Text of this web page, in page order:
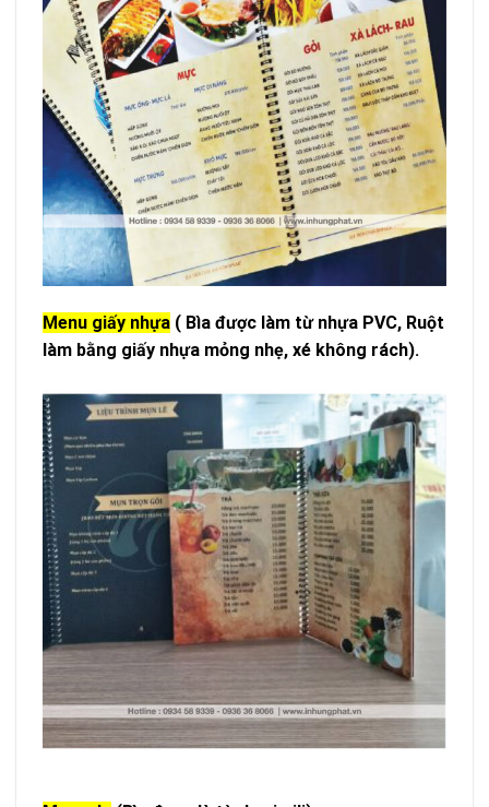
Menu giấy nhựa ( Bìa được làm từ nhựa PVC, Ruột
làm bằng giấy nhựa mỏng nhẹ, xé không rách).